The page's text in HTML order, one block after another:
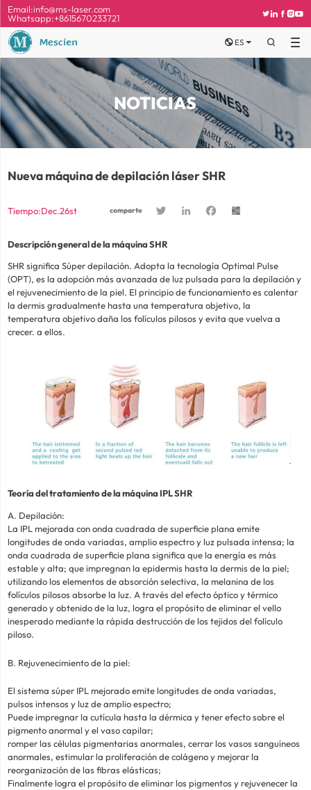
Email:info@ms-laser.com
Whatsapp:+8615670233721
 
 ES 
NOTICIAS
Nueva máquina de depilación láser SHR
Tiempo:Dec.26st comparte
Twitter LinkedIn Facebook
Descripción general de la máquina SHR
SHR significa Súper depilación. Adopta la tecnología Optimal Pulse
(OPT), es la adopción más avanzada de luz pulsada para la depilación y
el rejuvenecimiento de la piel. El principio de funcionamiento es calentar
la dermis gradualmente hasta una temperatura objetivo, la
temperatura objetivo daña los folículos pilosos y evita que vuelva a
crecer. a ellos.
Teoría del tratamiento de la máquina IPL SHR
A. Depilación:
La IPL mejorada con onda cuadrada de superficie plana emite
longitudes de onda variadas, amplio espectro y luz pulsada intensa; la
onda cuadrada de superficie plana significa que la energía es más
estable y alta; que impregnan la epidermis hasta la dermis de la piel;
utilizando los elementos de absorción selectiva, la melanina de los
folículos pilosos absorbe la luz. A través del efecto óptico y térmico
generado y obtenido de la luz, logra el propósito de eliminar el vello
inesperado mediante la rápida destrucción de los tejidos del folículo
piloso.
B. Rejuvenecimiento de la piel:
El sistema súper IPL mejorado emite longitudes de onda variadas,
pulsos intensos y luz de amplio espectro;
Puede impregnar la cutícula hasta la dérmica y tener efecto sobre el
pigmento anormal y el vaso capilar;
romper las células pigmentarias anormales, cerrar los vasos sanguíneos
anormales, estimular la proliferación de colágeno y mejorar la
reorganización de las fibras elásticas;
Finalmente logra el propósito de eliminar los pigmentos y rejuvenecer la